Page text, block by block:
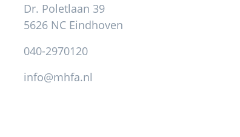
Dr. Poletlaan 39
5626 NC Eindhoven
040-2970120
info@mhfa.nl